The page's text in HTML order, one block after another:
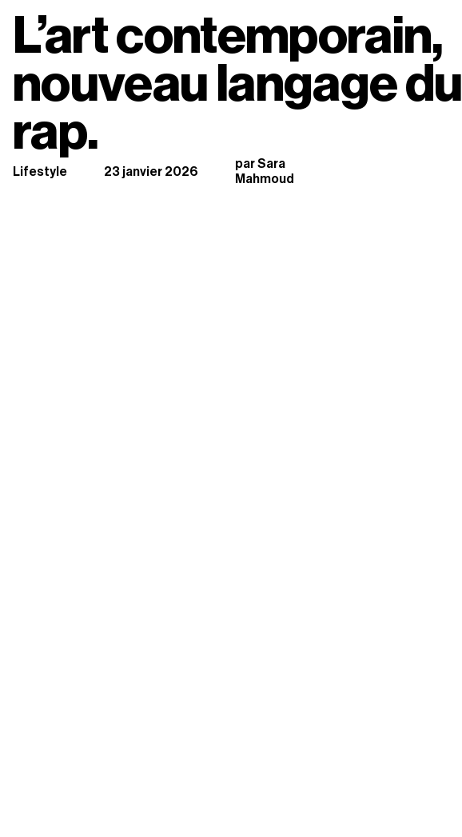
L’art contemporain,
nouveau langage du
rap.
Lifestyle 23 janvier 2026
par Sara
Mahmoud